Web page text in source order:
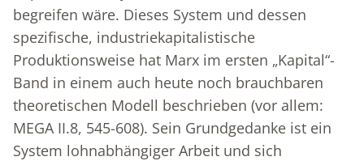
begreifen wäre. Dieses System und dessen
spezifische, industriekapitalistische
Produktionsweise hat Marx im ersten „Kapital“-
Band in einem auch heute noch brauchbaren
theoretischen Modell beschrieben (vor allem:
MEGA II.8, 545-608). Sein Grundgedanke ist ein
System lohnabhängiger Arbeit und sich